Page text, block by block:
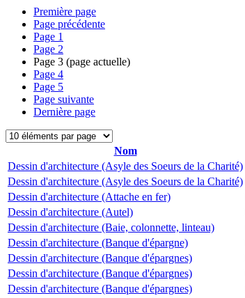
Première page
Page précédente
Page 1
Page 2
Page 3 (page actuelle)
Page 4
Page 5
Page suivante
Dernière page
Nom
Dessin d'architecture (Asyle des Soeurs de la Charité)
Dessin d'architecture (Asyle des Soeurs de la Charité)
Dessin d'architecture (Attache en fer)
Dessin d'architecture (Autel)
Dessin d'architecture (Baie, colonnette, linteau)
Dessin d'architecture (Banque d'épargne)
Dessin d'architecture (Banque d'épargnes)
Dessin d'architecture (Banque d'épargnes)
Dessin d'architecture (Banque d'épargnes)